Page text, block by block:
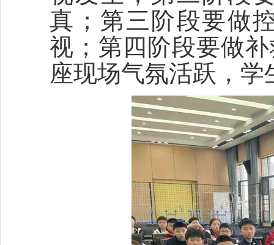
真；第三阶段要做
视；第四阶段要做
座现场气氛活跃，